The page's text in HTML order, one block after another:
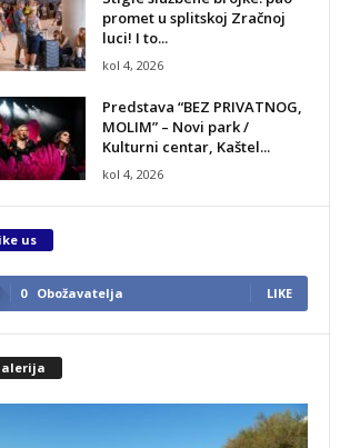
promet u splitskoj Zračnoj
luci! I to...
kol 4, 2026
Predstava “BEZ PRIVATNOG,
MOLIM” – Novi park /
Kulturni centar, Kaštel...
kol 4, 2026
us
0 Obožavatelja LIKE